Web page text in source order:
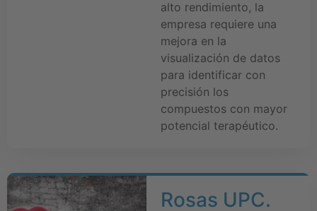
alto rendimiento, la
empresa requiere una
mejora en la
visualización de datos
para identificar con
precisión los
compuestos con mayor
potencial terapéutico.
Rosas UPC.